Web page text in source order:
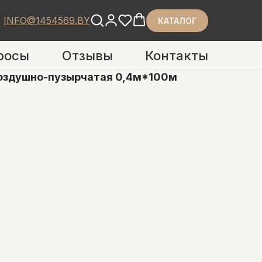
INFO@1454569.BY КАТАЛОГ
Отзывы Контакты
пузырчатая 0,4м*100м